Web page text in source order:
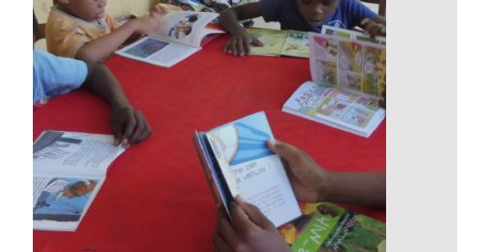
Un lémurien de Madagascar